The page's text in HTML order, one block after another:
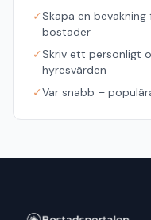
✓Skapa en
bostäder
✓Skriv ett personligt
hyresvärden
✓Var snabb –